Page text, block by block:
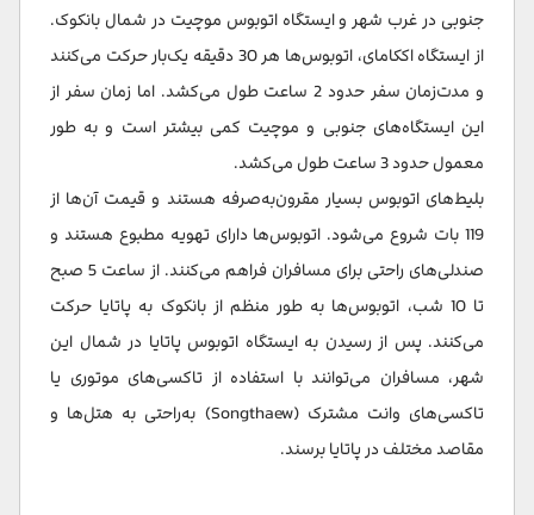
جنوبی در غرب شهر و ایستگاه اتوبوس موچیت در شمال بانکوک.
از ایستگاه اککامای، اتوبوس‌ها هر 30 دقیقه یک‌بار حرکت می‌کنند
و مدت‌زمان سفر حدود 2 ساعت طول می‌کشد. اما زمان سفر از
این ایستگاه‌های جنوبی و موچیت کمی بیشتر است و به طور
معمول حدود 3 ساعت طول می‌کشد.
بلیط‌های اتوبوس بسیار مقرون‌به‌صرفه هستند و قیمت آن‌ها از
119 بات شروع می‌شود. اتوبوس‌ها دارای تهویه مطبوع هستند و
صندلی‌های راحتی برای مسافران فراهم می‌کنند. از ساعت 5 صبح
تا 10 شب، اتوبوس‌ها به طور منظم از بانکوک به پاتایا حرکت
می‌کنند. پس از رسیدن به ایستگاه اتوبوس پاتایا در شمال این
شهر، مسافران می‌توانند با استفاده از تاکسی‌های موتوری یا
تاکسی‌های وانت مشترک (Songthaew) به‌راحتی به هتل‌ها و
مقاصد مختلف در پاتایا برسند.